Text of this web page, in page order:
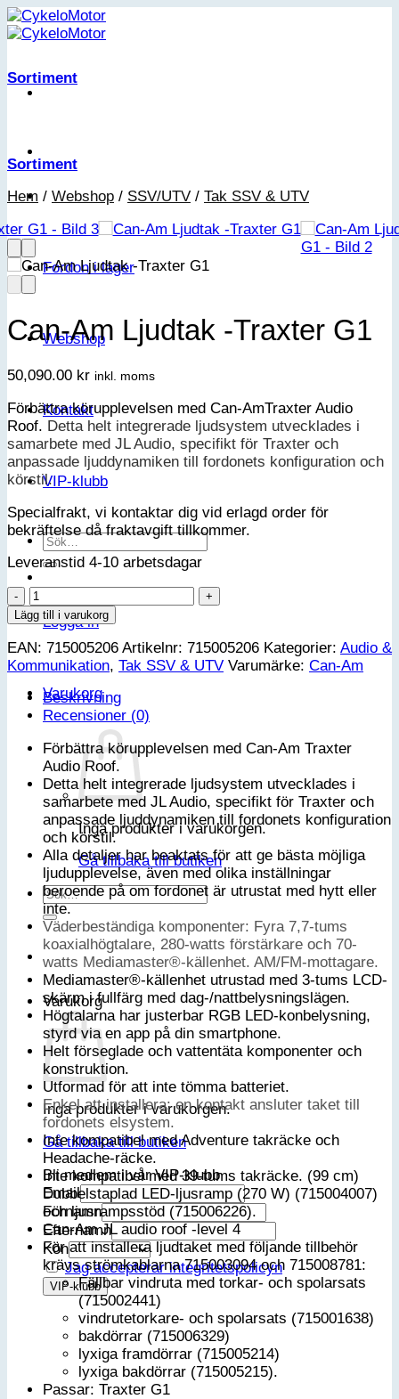
Skip
to
Fordon i lager
Webshop
Kontakt
VIP-klubb
Sök
efter:
Logga in
Varukorg
Inga produkter i varukorgen.
Gå tillbaka till butiken
Sök
efter:
Varukorg
Inga produkter i varukorgen.
Gå tillbaka till butiken
Bli medlem i vår VIP-klubb
Email
Förnamn
Efternamn
Kön
Jag accepterar integritetspolicyn
Sortiment
Sortiment
Hem / Webshop / SSV/UTV / Tak SSV & UTV
Can-Am Ljudtak -Traxter G1
50,090.00 kr inkl. moms
Förbättra körupplevelsen med Can-AmTraxter Audio
Roof. Detta helt integrerade ljudsystem utvecklades i
samarbete med JL Audio, specifikt för Traxter och
anpassade ljuddynamiken till fordonets konfiguration och
körstil.
Specialfrakt, vi kontaktar dig vid erlagd order för
bekräftelse då fraktavgift tillkommer.
Leveranstid 4-10 arbetsdagar
Can-
Am
Ljudtak
-
Traxter
G1
mängd
Lägg till i varukorg
EAN: 715005206 Artikelnr: 715005206 Kategorier: Audio &
Kommunikation, Tak SSV & UTV Varumärke: Can-Am
Beskrivning
Recensioner (0)
Förbättra körupplevelsen med Can-Am Traxter
Audio Roof.
Detta helt integrerade ljudsystem utvecklades i
samarbete med JL Audio, specifikt för Traxter och
anpassade ljuddynamiken till fordonets konfiguration
och körstil.
Alla detaljer har beaktats för att ge bästa möjliga
ljudupplevelse, även med olika inställningar
beroende på om fordonet är utrustat med hytt eller
inte.
Väderbeständiga komponenter: Fyra 7,7-tums
koaxialhögtalare, 280-watts förstärkare och 70-
watts Mediamaster®-källenhet. AM/FM-mottagare.
Mediamaster®-källenhet utrustad med 3-tums LCD-
skärm i fullfärg med dag-/nattbelysningslägen.
Högtalarna har justerbar RGB LED-konbelysning,
styrd via en app på din smartphone.
Helt förseglade och vattentäta komponenter och
konstruktion.
Utformad för att inte tömma batteriet.
Enkel att installera: en kontakt ansluter taket till
fordonets elsystem.
Inte kompatibel med Adventure takräcke och
Headache-räcke.
Inte kompatibel med 39-tums takräcke. (99 cm)
Dubbelstaplad LED-ljusramp (270 W) (715004007)
och ljusrampsstöd (715006226).
Can-Am JL audio roof -level 4
För att installera ljudtaket med följande tillbehör
krävs strömkablarna 715003094 och 715008781:
Fällbar vindruta med torkar- och spolarsats
(715002441)
vindrutetorkare- och spolarsats (715001638)
bakdörrar (715006329)
lyxiga framdörrar (715005214)
lyxiga bakdörrar (715005215).
Passar: Traxter G1